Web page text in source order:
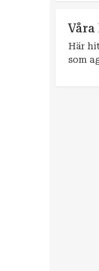
Här
som